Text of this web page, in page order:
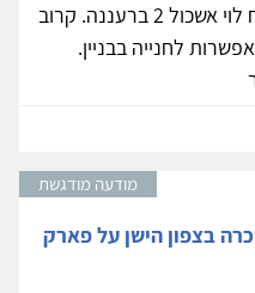
מחפשים שותפ.ה לקליניקה ברח לוי אשכול 2 ברעננה. קרוב
לחנייה בבניין.
מודעה מודגשת
בצפון הישן על פארק